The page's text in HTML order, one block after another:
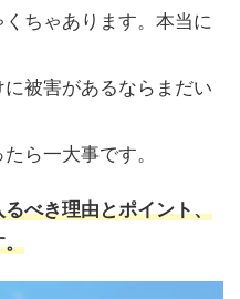
ちゃあります。本当に
被害があるならまだい
ら一大事です。
べき理由とポイント、
。